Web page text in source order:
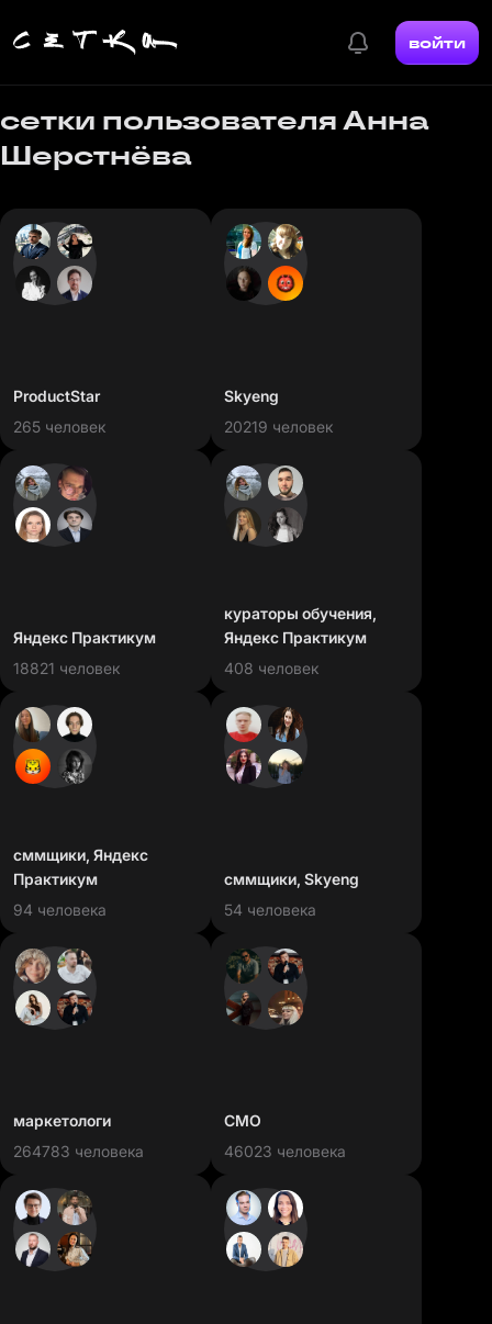
войти
сетки пользователяАнна
Шерстнёва
ProductStar
265 человек
Skyeng
20219 человек
Яндекс Практикум
18821 человек
кураторы обучения,
Яндекс Практикум
408 человек
сммщики, Яндекс
Практикум
94 человека
сммщики, Skyeng
54 человека
маркетологи
264783 человека
CMO
46023 человека